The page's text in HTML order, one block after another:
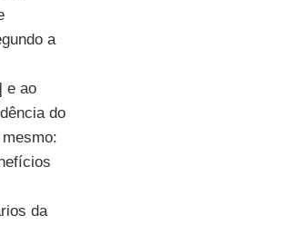
a
e ao
do
da